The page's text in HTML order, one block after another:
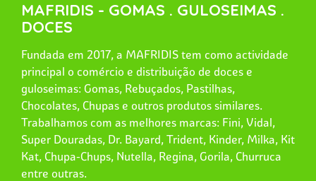
MAFRIDIS - GOMAS . GULOSEIMAS .
DOCES
Fundada em 2017, a MAFRIDIS tem como actividade
principal o comércio e distribuição de doces e
guloseimas: Gomas, Rebuçados, Pastilhas,
Chocolates, Chupas e outros produtos similares.
Trabalhamos com as melhores marcas: Fini, Vidal,
Super Douradas, Dr. Bayard, Trident, Kinder, Milka, Kit
Kat, Chupa-Chups, Nutella, Regina, Gorila, Churruca
entre outras.